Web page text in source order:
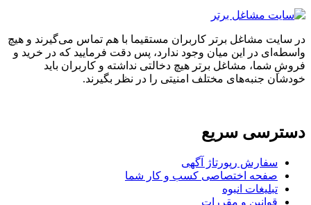
مشاغل برتر کاربران مستقیما با هم تماس می‌گیرند و هیچ
در این میان وجود ندارد، پس دقت فرمایید که در خرید و
شما، مشاغل برتر هیچ دخالتی نداشته و کاربران باید
جنبه‌های مختلف امنیتی را در نظر بگیرند.
سریع
سفارش رپورتاژ آگهی
صفحه اختصاصی کسب و کار شما
تبلیغات انبوه
قوانین و مقررات